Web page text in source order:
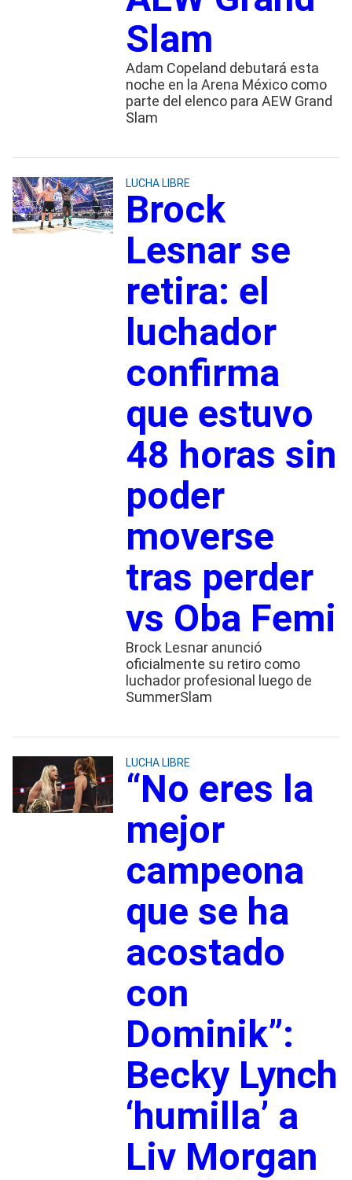
Slam
Adam Copeland debutará esta
noche en la Arena México como
parte del elenco para AEW Grand
Slam
LUCHA LIBRE
Brock
Lesnar se
retira: el
luchador
confirma
que estuvo
48 horas sin
poder
moverse
tras perder
vs Oba Femi
Brock Lesnar anunció
oficialmente su retiro como
luchador profesional luego de
SummerSlam
LUCHA LIBRE
“No eres la
mejor
campeona
que se ha
acostado
con
Dominik”:
Becky Lynch
‘humilla’ a
Liv Morgan